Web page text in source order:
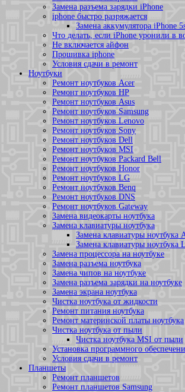
Замена разъема зарядки iPhone
iphone быстро разряжается
Замена аккумулятора iPhone
Что делать, если iPhone уронили в
Не включается айфон
Прошивка iphone
Условия сдачи в ремонт
Ноутбуки
Ремонт ноутбуков Acer
Ремонт ноутбуков HP
Ремонт ноутбуков Asus
Ремонт ноутбуков Samsung
Ремонт ноутбуков Lenovo
Ремонт ноутбуков Sony
Ремонт ноутбуков Dell
Ремонт ноутбуков MSI
Ремонт ноутбуков Packard Bell
Ремонт ноутбуков Honor
Ремонт ноутбуков LG
Ремонт ноутбуков Benq
Ремонт ноутбуков DNS
Ремонт ноутбуков Gateway
Замена видеокарты ноутбука
Замена клавиатуры ноутбука
Замена клавиатуры ноутбука
Замена клавиатуры ноутбука
Замена процессора на ноутбуке
Замена разъема ноутбука
Замена чипов на ноутбуке
Замена разъема зарядки на ноутбуке
Замена экрана ноутбука
Чистка ноутбука от жидкости
Ремонт питания ноутбука
Ремонт материнской платы ноутбука
Чистка ноутбука от пыли
Чистка ноутбука MSI от пыли
Установка программного
Условия сдачи в ремонт
Планшеты
Ремонт планшетов
Ремонт планшетов Samsung